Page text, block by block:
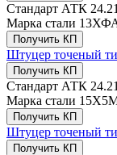
Стандарт АТК
Марка стали
Получить КП
Штуцер точеный
Получить КП
Стандарт АТК
Марка стали
Получить КП
Штуцер точеный
Получить КП